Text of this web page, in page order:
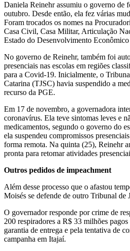
Daniela Reinehr assumiu o governo de
outubro. Desde então, ela fez várias
Foram trocados os nomes na
Casa Civil, Casa Militar, Articulação
Estado do Desenvolvimento Econômico
No governo de Reinehr, também foi
presenciais nas escolas em regiões
para a Covid-19. Inicialmente, o
Catarina (TJSC) havia suspendido a
recurso da PGE.
Em 17 de novembro, a governadora
coronavírus. Ela teve sintomas leves e
medicamentos, segundo o governo do
ela suspendeu compromissos
forma remota. Na quinta (25), Reinehr
pronta para retomar atividades
Outros pedidos de impeachment
Além desse processo que o afastou
Moisés se defende de outro Tribunal de
O governador responde por crime de
200 respiradores a R$ 33 milhões pagos
garantia de entrega e pela tentativa de
campanha em Itajaí.